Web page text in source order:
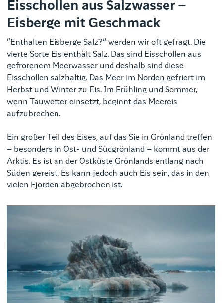
Eisschollen aus Salzwasser –
Eisberge mit Geschmack
”Enthalten Eisberge Salz?“ werden wir oft gefragt. Die
vierte Sorte Eis enthält Salz. Das sind Eisschollen aus
gefrorenem Meerwasser und deshalb sind diese
Eisschollen salzhaltig. Das Meer im Norden gefriert im
Herbst und Winter zu Eis. Im Frühling und Sommer,
wenn Tauwetter einsetzt, beginnt das Meereis
aufzubrechen.
Ein großer Teil des Eises, auf das Sie in Grönland treffen
– besonders in Ost- und Südgrönland – kommt aus der
Arktis. Es ist an der Ostküste Grönlands entlang nach
Süden gereist. Es kann jedoch auch Eis sein, das in den
vielen Fjorden abgebrochen ist.